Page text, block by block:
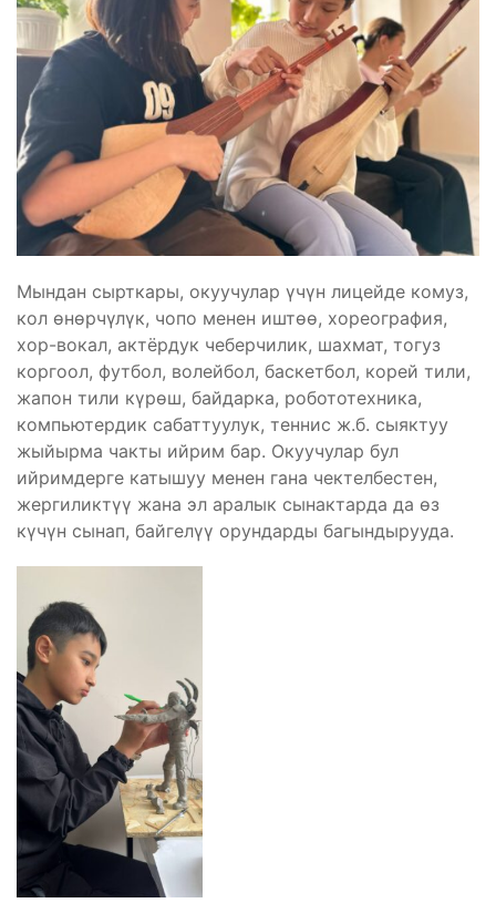
Мындан сырткары, окуучулар үчүн лицейде комуз,
кол өнөрчүлүк, чопо менен иштөө, хореография,
хор-вокал, актёрдук чеберчилик, шахмат, тогуз
коргоол, футбол, волейбол, баскетбол, корей тили,
жапон тили күрөш, байдарка, робототехника,
компьютердик сабаттуулук, теннис ж.б. сыяктуу
жыйырма чакты ийрим бар. Окуучулар бул
ийримдерге катышуу менен гана чектелбестен,
жергиликтүү жана эл аралык сынактарда да өз
күчүн сынап, байгелүү орундарды багындырууда.